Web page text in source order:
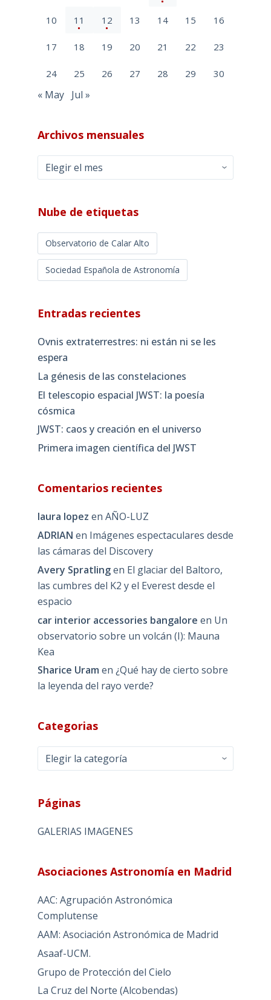
10 11 12 13 14 15 16
17 18 19 20 21 22 23
24 25 26 27 28 29 30
« May Jul »
Archivos mensuales
Archivos
mensuales
Nube de etiquetas
Observatorio de Calar Alto
Sociedad Española de Astronomía
Entradas recientes
Ovnis extraterrestres: ni están ni se les
espera
La génesis de las constelaciones
El telescopio espacial JWST: la poesía
cósmica
JWST: caos y creación en el universo
Primera imagen científica del JWST
Comentarios recientes
laura lopez en AÑO-LUZ
ADRIAN en Imágenes espectaculares desde
las cámaras del Discovery
Avery Spratlingen El glaciar del Baltoro,
las cumbres del K2 y el Everest desde el
espacio
car interior accessories bangalore en Un
observatorio sobre un volcán (I): Mauna
Kea
Sharice Uram en ¿Qué hay de cierto sobre
la leyenda del rayo verde?
Categorias
Categorias
Páginas
GALERIAS IMAGENES
Asociaciones Astronomía en Madrid
AAC: Agrupación Astronómica
Complutense
AAM: Asociación Astronómica de Madrid
Asaaf-UCM.
Grupo de Protección del Cielo
La Cruz del Norte (Alcobendas)